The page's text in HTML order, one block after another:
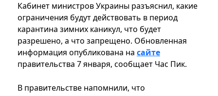
Кабинет министров Украины разъяснил, какие
ограничения будут действовать в период
карантина зимних каникул, что будет
разрешено, а что запрещено. Обновленная
информация опубликована на сайте
правительства 7 января, сообщает Час Пик.
В правительстве напомнили, что